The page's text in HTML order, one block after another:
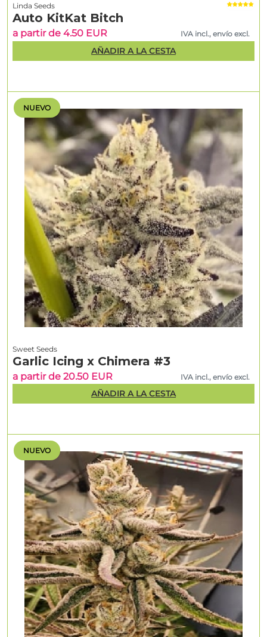
NUEVO
NUEVO
Sweet Seeds
Garlic Icing x Chimera #3
a partir de 20.50 EUR IVA incl., envío excl.
AÑADIR A LA CESTA
Linda Seeds
Auto KitKat Bitch
a partir de 4.50 EUR IVA incl., envío excl.
AÑADIR A LA CESTA